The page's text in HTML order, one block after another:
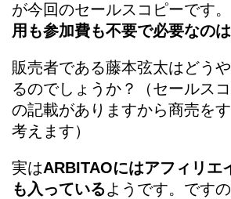
が今回のセールスコピーです
用も参加費も不要で必要なの
販売者である藤本弦太はどう
るのでしょうか？（セールス
の記載がありますから商売を
考えます）
実はARBITAOにはアフィリエ
も入っているようです。です